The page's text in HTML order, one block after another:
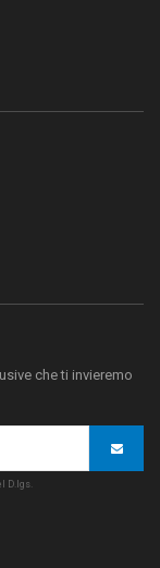
che ti invieremo
D.lgs.